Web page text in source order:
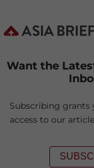
Want the
Subscribing grants
access to our